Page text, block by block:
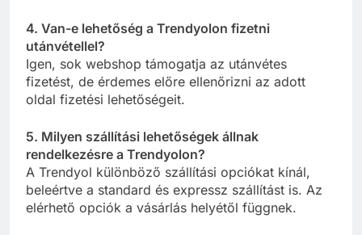
4. Van-e lehetőség a Trendyolon fizetni
utánvétellel?
Igen, sok webshop támogatja az utánvétes
fizetést, de érdemes előre ellenőrizni az adott
oldal fizetési lehetőségeit.
5. Milyen szállítási lehetőségek állnak
rendelkezésre a Trendyolon?
A Trendyol különböző szállítási opciókat kínál,
beleértve a standard és expressz szállítást is. Az
elérhető opciók a vásárlás helyétől függnek.